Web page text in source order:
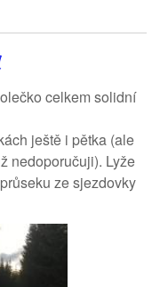
celkem solidní
ještě i pětka (ale
nedoporučuji). Lyže
ze sjezdovky